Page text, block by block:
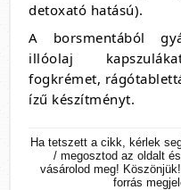
detoxató hatású).
A borsmentából
illóolaj
fogkrémet,
ízű készítményt.
Ha tetszett a cikk, kérlek
/ megosztod az oldalt
vásárolod meg!
forrás